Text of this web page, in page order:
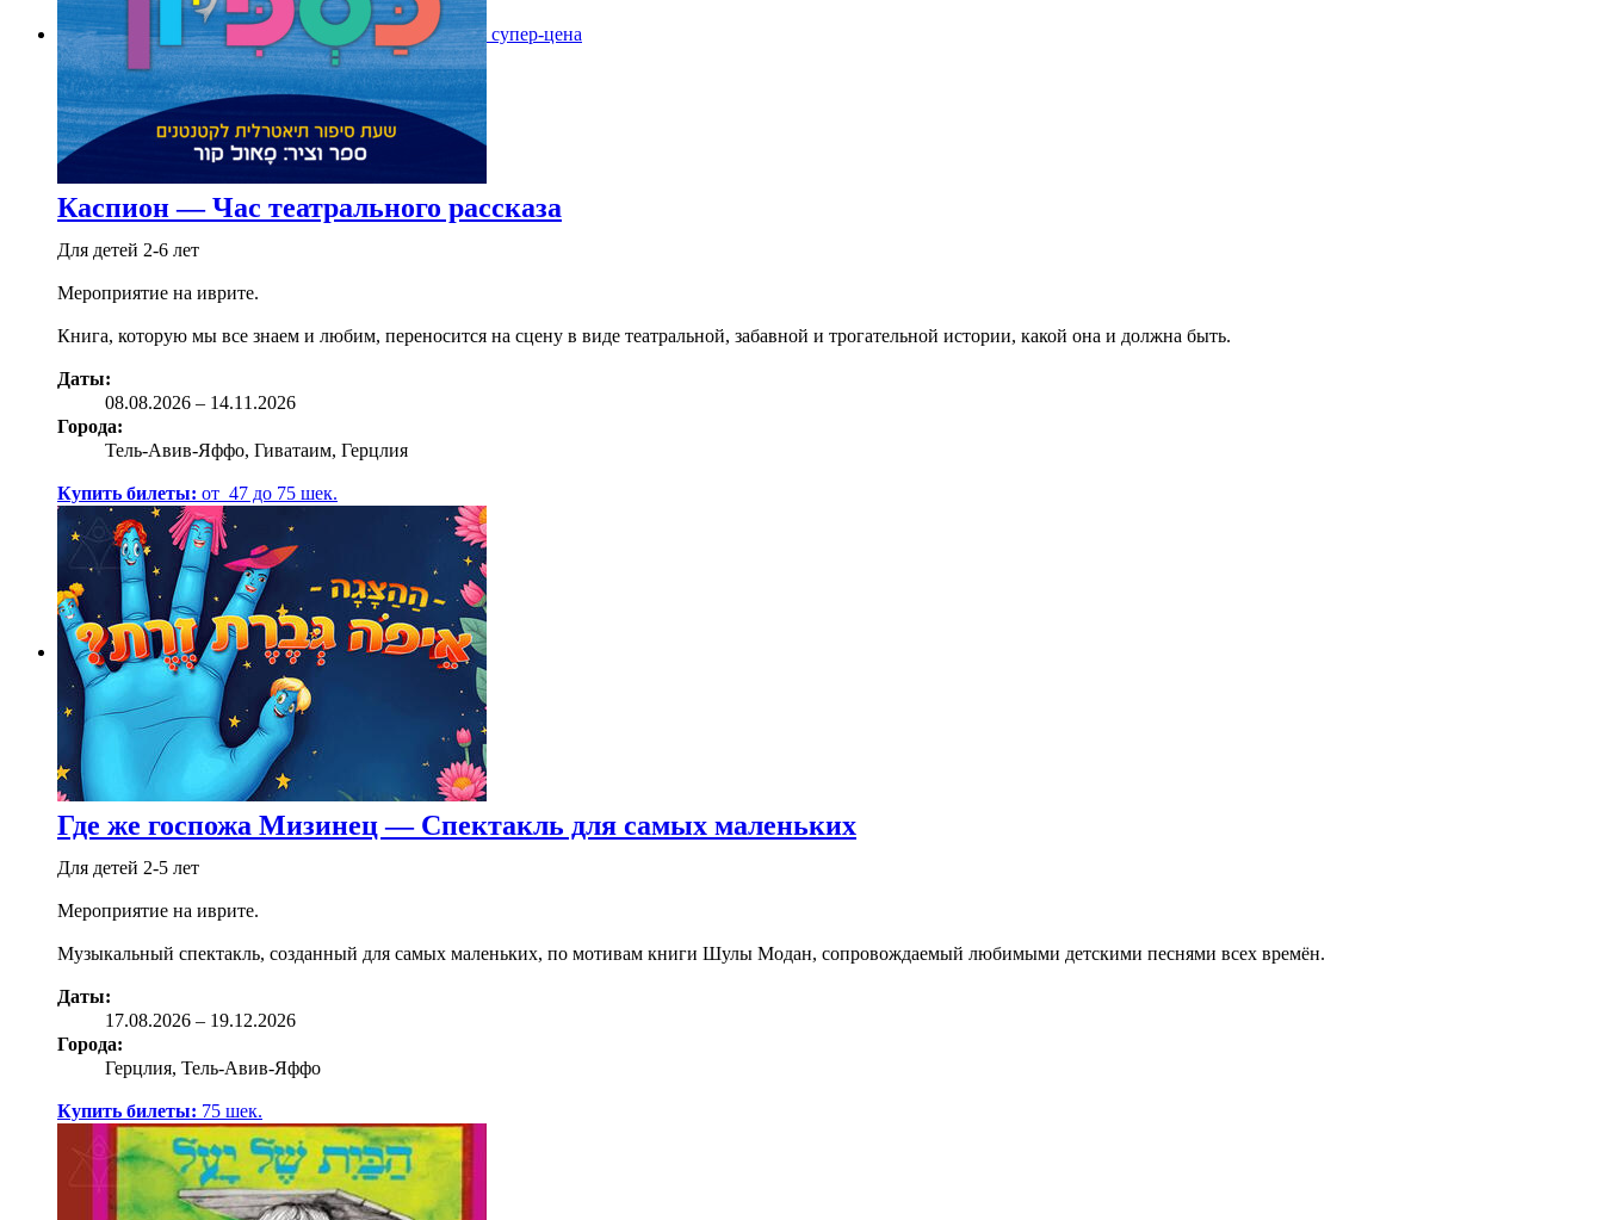
супер-цена
Каспион — Час театрального рассказа
Для детей 2-6 лет
Мероприятие на иврите.
Книга, которую мы все знаем и любим, переносится на сцену в виде театральной, забавной и трогательной истории, какой она и должна быть.
Даты:
08.08.2026 – 14.11.2026
Города:
Тель-Авив-Яффо, Гиватаим, Герцлия
Купить билеты: от 47 до 75 шек.
Где же госпожа Мизинец — Спектакль для самых маленьких
Для детей 2-5 лет
Мероприятие на иврите.
Музыкальный спектакль, созданный для самых маленьких, по мотивам книги Шулы Модан, сопровождаемый любимыми детскими песнями всех времён.
Даты:
17.08.2026 – 19.12.2026
Города:
Герцлия, Тель-Авив-Яффо
Купить билеты: 75 шек.